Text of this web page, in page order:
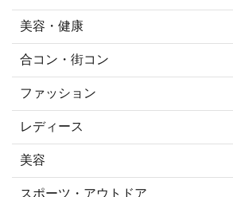
美容・健康
合コン・街コン
ファッション
レディース
美容
スポーツ・アウトドア